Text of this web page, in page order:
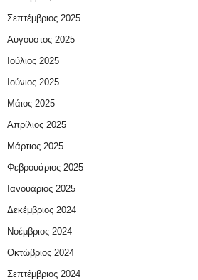
Σεπτέμβριος 2025
Αύγουστος 2025
Ιούλιος 2025
Ιούνιος 2025
Μάιος 2025
Απρίλιος 2025
Μάρτιος 2025
Φεβρουάριος 2025
Ιανουάριος 2025
Δεκέμβριος 2024
Νοέμβριος 2024
Οκτώβριος 2024
Σεπτέμβριος 2024